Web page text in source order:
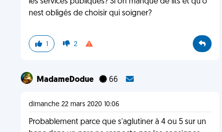
nest obligés de choisir qui soigner?
1 2
MadameDodue 66
dimanche 22 mars 2020 10:06
Probablement parce que s'aglutiner à 4 ou 5 sur un